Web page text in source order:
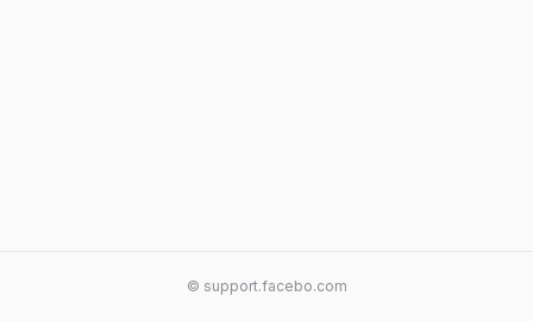
© support.facebo.com